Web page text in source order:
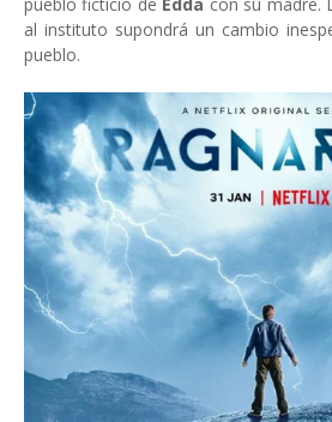
al instituto supondrá un cambio
pueblo.